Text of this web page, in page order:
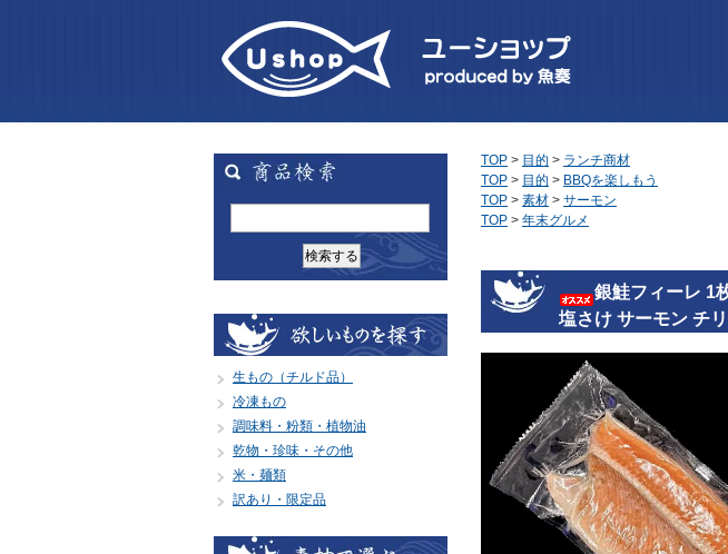
生もの（チルド品）
冷凍もの
調味料・粉類・植物油
乾物・珍味・その他
米・麺類
訳あり・限定品
TOP > 目的 > ランチ商材
TOP > 目的 > BBQを楽しもう
TOP > 素材 > サーモン
TOP > 年末グルメ
銀鮭フィーレ 1
塩さけ サーモン チ